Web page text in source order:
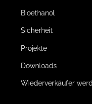
Bioethanol
Sicherheit
Projekte
Downloads
Wiederverkäufer